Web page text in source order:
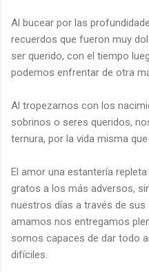
Al bucear por las
recuerdos que fueron muy
ser querido, con el tiempo
podemos enfrentar de otra
Al tropezarnos con los
sobrinos o seres queridos,
ternura, por la vida misma
El amor una estantería
gratos a los más adversos,
nuestros días a través de
amamos nos entregamos
somos capaces de dar todo
difíciles.